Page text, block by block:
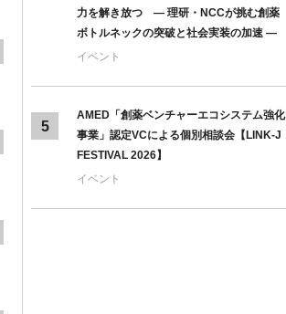
力を解き放つ ― 理研・NCCが挑む創薬
ボトルネックの突破と社会実装の加速 ―
イベント
5
AMED「創薬ベンチャーエコシステム強化
事業」認定VCによる個別相談会【LINK-J
FESTIVAL 2026】
イベント